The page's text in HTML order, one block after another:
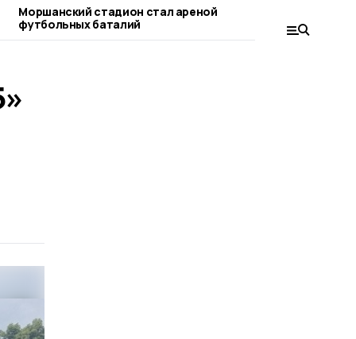
Моршанский стадион стал ареной
футбольных баталий